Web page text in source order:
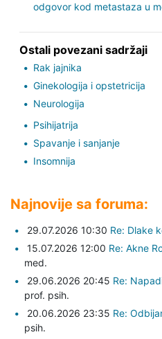
odgovor kod metastaza u
Ostali povezani sadržaji
Rak jajnika
Ginekologija i opstetricija
Neurologija
Psihijatrija
Spavanje i sanjanje
Insomnija
Najnovije sa foruma:
29.07.2026 10:30 Re: Dlake
15.07.2026 12:00 Re: Akne
med.
29.06.2026 20:45 Re:
prof. psih.
20.06.2026 23:35 Re:
psih.